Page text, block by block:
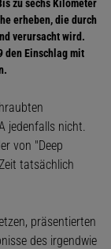
zu sechs Kilometer
erheben, die durch
verursacht wird.
den Einschlag mit
jedenfalls nicht.
von "Deep
tatsächlich
präsentierten
des irgendwie